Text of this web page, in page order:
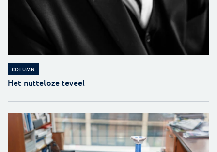
COLUMN
Het nutteloze teveel